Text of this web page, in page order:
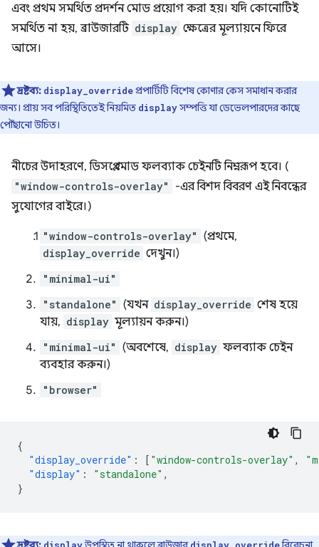
এবং প্রথম সমর্থিত প্রদর্শন মোড প্রয়োগ করা হয়। যদি কোনোটিই
সমর্থিত না হয়, ব্রাউজারটি display ক্ষেত্রের মূল্যায়নে ফিরে
আসে।
দ্রষ্টব্য: display_overrideপ্রপার্টিটি বিশেষ কোণার কেস সমাধান করার
জন্য। প্রায় সব পরিস্থিতিতেই নিয়মিত displayসম্পত্তি যা ডেভেলপারদের কাছে
পৌঁছানো উচিত।
নীচের উদাহরণে, ডিসপ্লে মোড ফলব্যাক চেইনটি নিম্নরূপ হবে। (
"window-controls-overlay"
-এর বিশদ বিবরণ এই নিবন্ধের
সুযোগের বাইরে।)
"window-controls-overlay" (প্রথমে,
display_override দেখুন।)
"minimal-ui"
"standalone" (যখন display_override শেষ হয়ে
যায়, display মূল্যায়ন করুন।)
"minimal-ui" (অবশেষে, display ফলব্যাক চেইন
ব্যবহার করুন।)
"browser"
{
"display_override" : [ "window-controls-overlay" ,
"display" : "standalone" ,
}